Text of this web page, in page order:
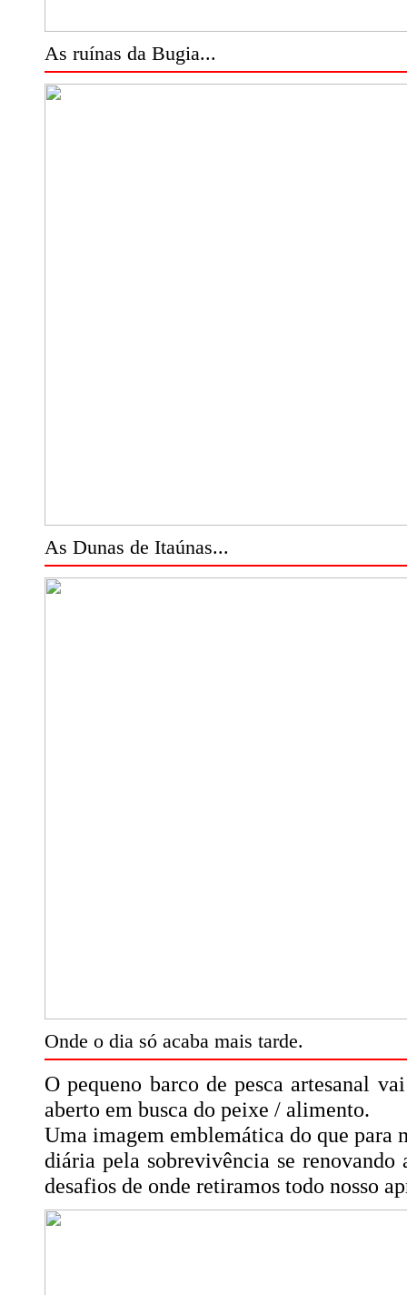
As ruínas da Bugia...
As Dunas de Itaúnas...
Onde o dia só acaba mais tarde.
O pequeno barco de pesca artesanal
aberto em busca do peixe / alimento.
Uma imagem emblemática do que para
diária pela sobrevivência se
desafios de onde retiramos todo nosso